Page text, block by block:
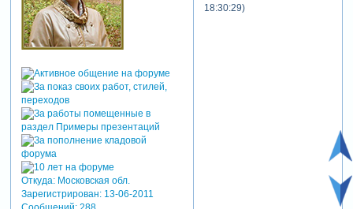
Откуда:Московская обл.
Зарегистрирован: 13-06-2011
18:30:29)